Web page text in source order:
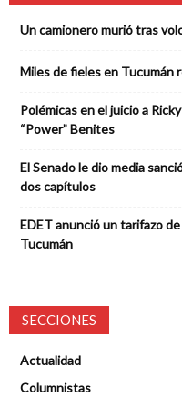
Un camionero murió tras
Miles de fieles en Tucumán
Polémicas en el juicio a
“Power” Benites
El Senado le dio media
dos capítulos
EDET anunció un tarifazo
Tucumán
SECCIONES
Actualidad
Columnistas